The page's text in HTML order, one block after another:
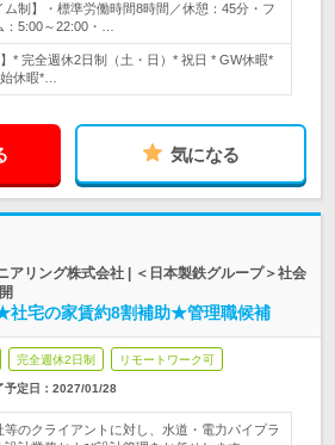
ム制】・標準労働時間8時間／休憩：45分・フ
5:00～22:00・…
】* 完全週休2日制（土・日）* 祝日 * GW休暇*
休暇*…
気になる
アリング株式会社 | ＜日本製鉄グループ＞社会
社宅の家賃約8割補助★管理職候補
完全週休2日制 リモートワーク可
予定日： 2027/01/28
のクライアントに対し、水道・電力パイプラ